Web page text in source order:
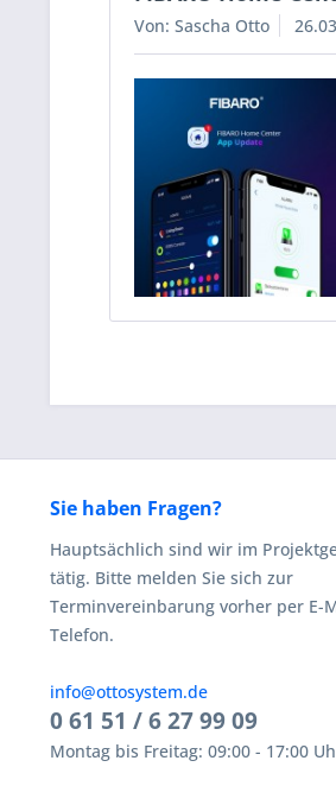
Von: Sascha Otto
Sie haben Fragen?
Hauptsächlich sind wir im
tätig. Bitte melden Sie sich zur
Terminvereinbarung vorher per E-
Telefon.
info@ottosystem.de
0 61 51 / 6 27 99 09
Montag bis Freitag: 09:00 - 17:00